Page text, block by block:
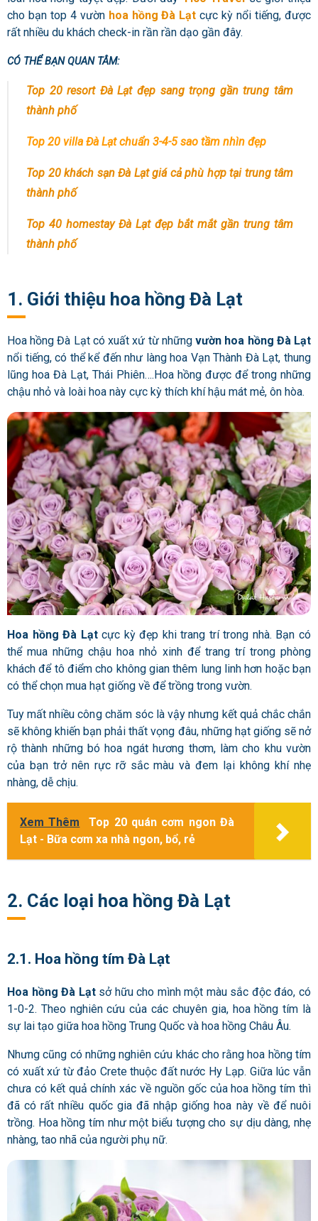
cho bạn top 4 vườn hoa hồng Đà Lạt cực kỳ nổi tiếng, được
rất nhiều du khách check-in rần rần dạo gần đây.
CÓ THỂ BẠN QUAN TÂM:
Top 20 resort Đà Lạt đẹp sang trọng gần trung tâm
thành phố
Top 20 villa Đà Lạt chuẩn 3-4-5 sao tầm nhìn đẹp
Top 20 khách sạn Đà Lạt giá cả phù hợp tại trung tâm
thành phố
Top 40 homestay Đà Lạt đẹp bắt mắt gần trung tâm
thành phố
1. Giới thiệu hoa hồng Đà Lạt
Hoa hồng Đà Lạt có xuất xứ từ nhữngvườn hoa hồng Đà Lạt
nổi tiếng, có thể kể đến như làng hoa Vạn Thành Đà Lạt, thung
lũng hoa Đà Lạt, Thái Phiên….Hoa hồng được để trong những
chậu nhỏ và loài hoa này cực kỳ thích khí hậu mát mẻ, ôn hòa.
Hoa hồng Đà Lạtcực kỳ đẹp khi trang trí trong nhà. Bạn có
thể mua những chậu hoa nhỏ xinh để trang trí trong phòng
khách để tô điểm cho không gian thêm lung linh hơn hoặc bạn
có thể chọn mua hạt giống về để trồng trong vườn.
Tuy mất nhiều công chăm sóc là vậy nhưng kết quả chắc chắn
sẽ không khiến bạn phải thất vọng đâu, những hạt giống sẽ nở
rộ thành những bó hoa ngát hương thơm, làm cho khu vườn
của bạn trở nên rực rỡ sắc màu và đem lại không khí nhẹ
nhàng, dễ chịu.
Xem Thêm
Top 20 quán cơm ngon Đà
Lạt - Bữa cơm xa nhà ngon, bổ, rẻ
2. Các loại hoa hồng Đà Lạt
2.1. Hoa hồng tím Đà Lạt
Hoa hồng Đà Lạtsở hữu cho mình một màu sắc độc đáo, có
1-0-2. Theo nghiên cứu của các chuyên gia, hoa hồng tím là
sự lai tạo giữa hoa hồng Trung Quốc và hoa hồng Châu Âu.
Nhưng cũng có những nghiên cứu khác cho rằng hoa hồng tím
có xuất xứ từ đảo Crete thuộc đất nước Hy Lạp. Giữa lúc vẫn
chưa có kết quả chính xác về nguồn gốc của hoa hồng tím thì
đã có rất nhiều quốc gia đã nhập giống hoa này về để nuôi
trồng. Hoa hồng tím như một biểu tượng cho sự dịu dàng, nhẹ
nhàng, tao nhã của người phụ nữ.